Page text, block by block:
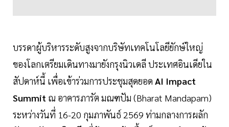
บรรดาผู้บริหารระดับสูงจากบริษัทเทคโนโลยียักษ์ใหญ่
ของโลกเตรียมเดินทางมายังกรุงนิวเดลี ประเทศอินเดียใน
สัปดาห์นี้ เพื่อเข้าร่วมการประชุมสุดยอด AI Impact
Summit ณ อาคารภารัต มณฑปัม (Bharat Mandapam)
ระหว่างวันที่ 16-20 กุมภาพันธ์ 2569 ท่ามกลางการผลัก